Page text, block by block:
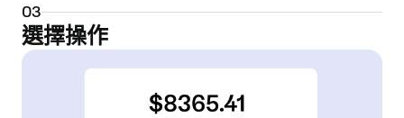
03
選擇操作